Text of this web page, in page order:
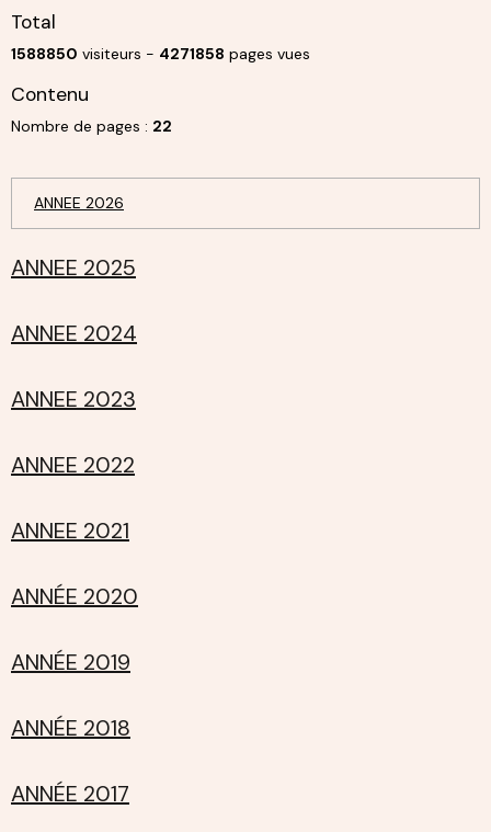
Total
1588850 visiteurs - 4271858 pages vues
Contenu
Nombre de pages : 22
ANNEE 2026
ANNEE 2025
ANNEE 2024
ANNEE 2023
ANNEE 2022
ANNEE 2021
ANNÉE 2020
ANNÉE 2019
ANNÉE 2018
ANNÉE 2017